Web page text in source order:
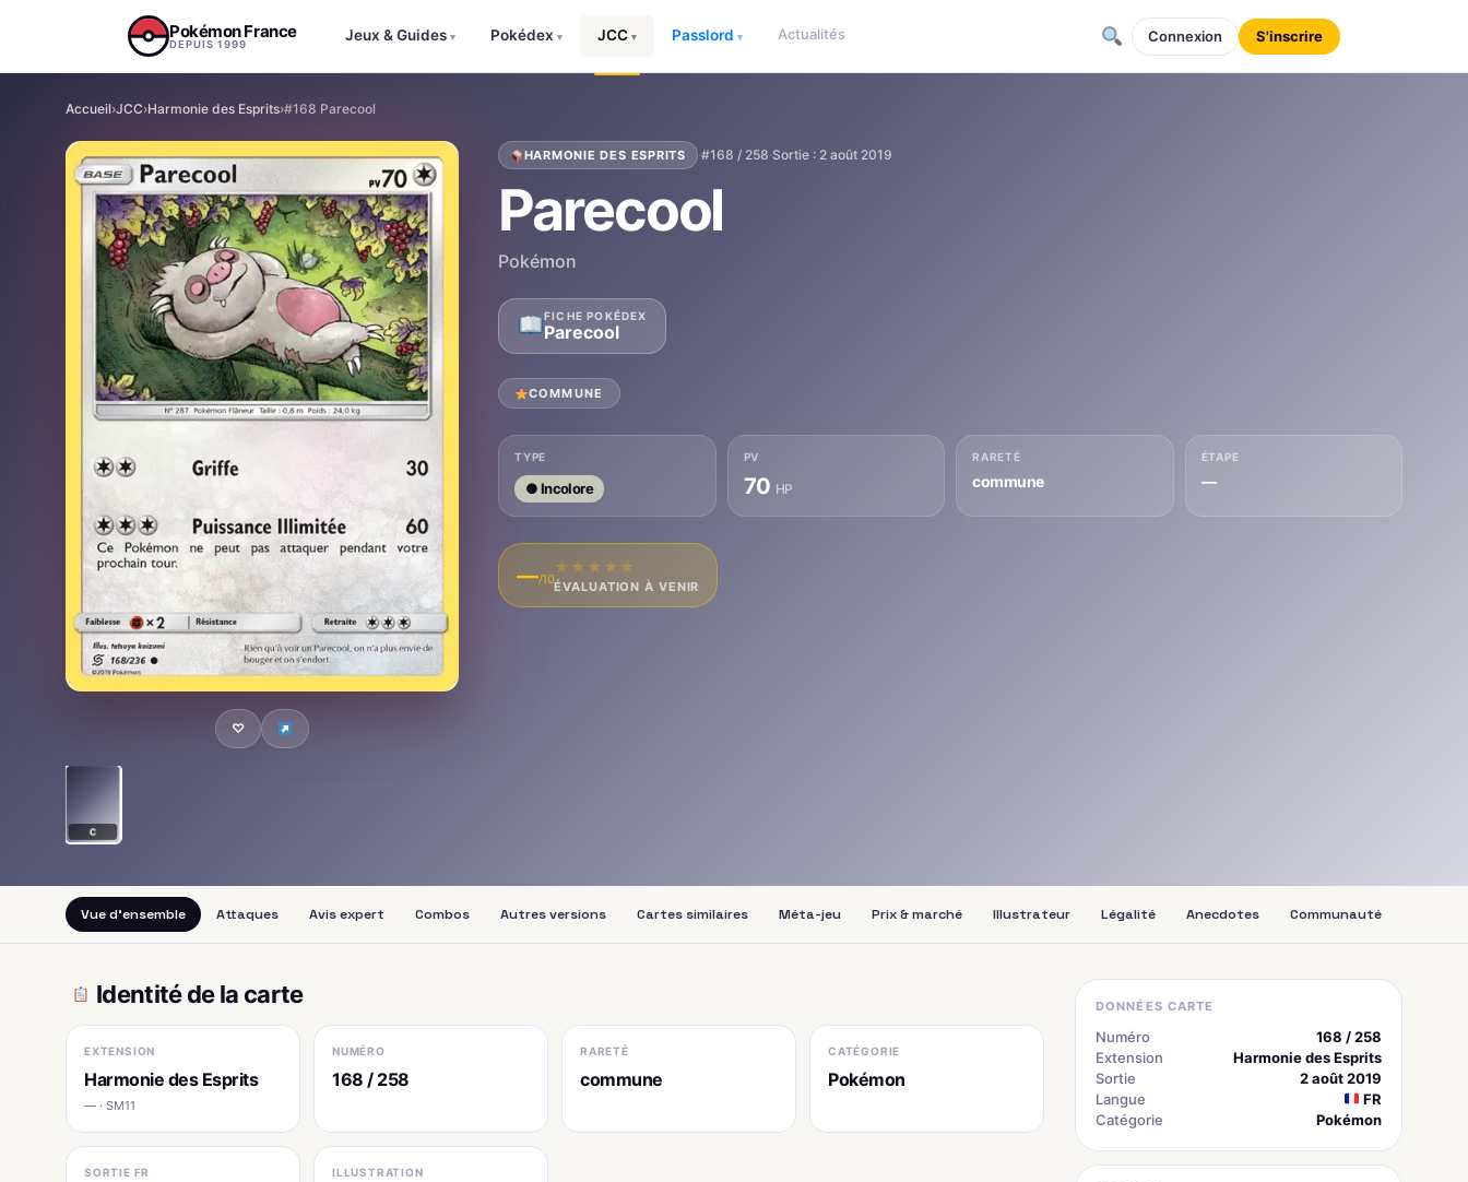
Pokémon France
DEPUIS 1999
Jeux & Guides ▾ Pokédex ▾ JCC ▾ Passlord ▾ Actualités Connexion S'inscrire
Accueil›JCC›Harmonie des Esprits›#168 Parecool
♡
C
HARMONIE DES ESPRITS ·#168 / 258·Sortie : 2 août 2019
Parecool
Pokémon
FICHE POKÉDEX
Parecool
COMMUNE
TYPE
● Incolore
PV
70 HP
RARETÉ
commune
ÉTAPE
—
—/10
★ ★ ★ ★ ★
ÉVALUATION À VENIR
Vue d'ensemble Attaques Avis expert Combos Autres versions Cartes similaires Méta-jeu Prix & marché Illustrateur Légalité Anecdotes Communauté
Identité de la carte
EXTENSION
Harmonie des Esprits
— · SM11
NUMÉRO
168 / 258
RARETÉ
commune
CATÉGORIE
Pokémon
SORTIE FR ILLUSTRATION
DONNÉES CARTE
Numéro
168 / 258
Extension
Harmonie des Esprits
Sortie
2 août 2019
Langue
FR
Catégorie
Pokémon